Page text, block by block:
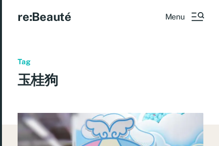
re:Beauté Menu
Tag
玉桂狗